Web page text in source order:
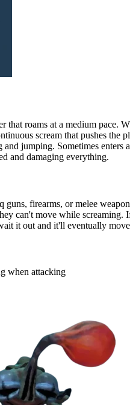
that roams at a medium pace.
scream that pushes the
and jumping. Sometimes enters
and damaging everything.
firearms, or melee
can't move while screaming.
it out and it'll eventually
when attacking